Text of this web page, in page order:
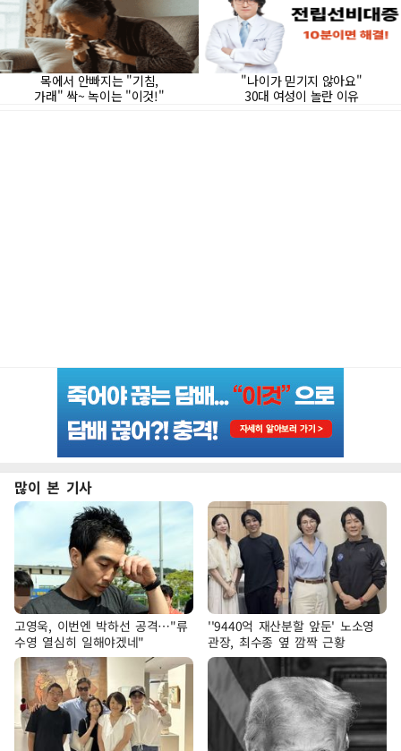
많이 본 기사
고영욱, 이번엔 박하선 공격…"류
수영 열심히 일해야겠네"
''9440억 재산분할 앞둔' 노소영
관장, 최수종 옆 깜짝 근황